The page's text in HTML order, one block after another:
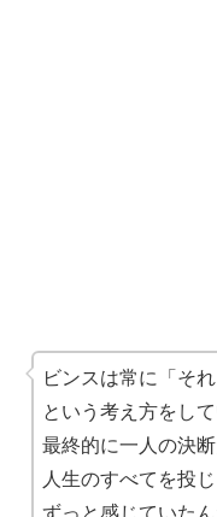
ビンスは常に「そ
という考え方をし
最終的に一人の決
人生のすべてを投
ずっと感じていたん